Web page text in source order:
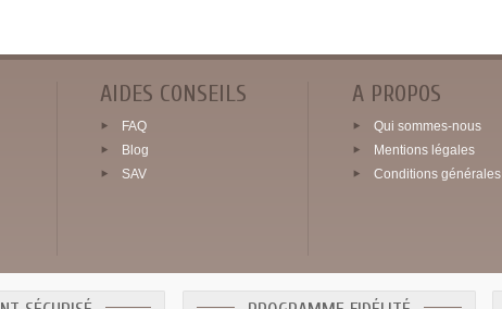
AIDES CONSEILS
FAQ
Blog
SAV
A PROPOS
Qui sommes-nous
Mentions légales
Conditions générales